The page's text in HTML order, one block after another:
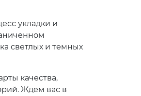
укладки и
светлых и темных
качества,
Ждем вас в